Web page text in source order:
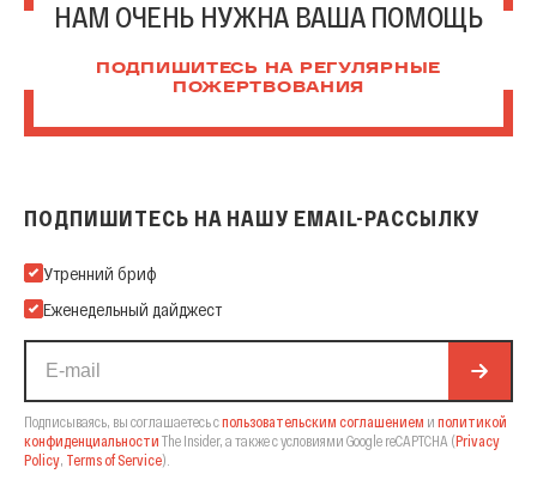
НАМ ОЧЕНЬ НУЖНА ВАША ПОМОЩЬ
ПОДПИШИТЕСЬ НА РЕГУЛЯРНЫЕ
ПОЖЕРТВОВАНИЯ
ПОДПИШИТЕСЬ НА НАШУ EMAIL-РАССЫЛКУ
Подпишитесь на нашу Email-рассылку
Утренний бриф
Еженедельный дайджест
Подписываясь, вы соглашаетесь спользовательским соглашением и политикой
конфиденциальности The Insider, а также с условиями Google reCAPTCHA (Privacy
Policy, Terms of Service).